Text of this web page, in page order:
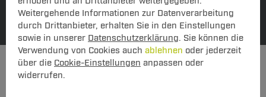
Weitergehende Informationen zur Datenverarbeitung
durch Drittanbieter, erhalten Sie in den Einstellungen
sowie in unserer Datenschutzerklärung. Sie können die
Verwendung von Cookies auch ablehnen oder jederzeit
über die Cookie-Einstellungen anpassen oder
widerrufen.
SUCHE Meine Fahrzeuge
Dachträger Dachträger Stahl